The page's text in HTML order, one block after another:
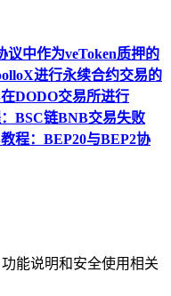
中作为veToken质押的
进行永续合约交易的
DODO交易所进行
BSC链BNB交易失败
程：BEP20与BEP2协
能说明和安全使用相关